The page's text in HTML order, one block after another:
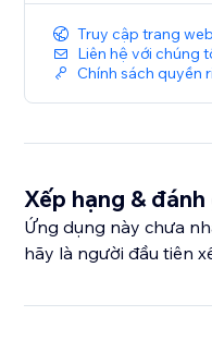
With a 14-day free
Truy cập trang
Liên hệ với chúng
Chính sách quyền
Xếp hạng & đánh
Ứng dụng này chưa
hãy là người đầu tiên